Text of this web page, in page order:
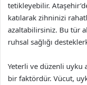
tetikleyebilir.
katılarak zihninizi
azaltabilirsiniz. Bu tür
ruhsal sağlığı
Yeterli ve düzenli uyku
bir faktördür. Vücut,